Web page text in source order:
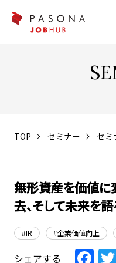
TOP セミナー セミ
無形資産を価値に
去、そして未来を
#IR #企業価値向上
シェアする